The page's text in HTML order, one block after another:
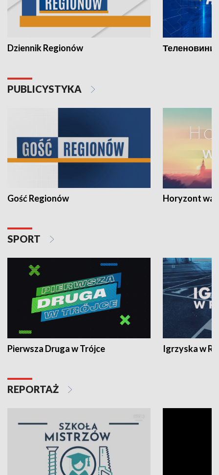
Dziennik Regionów Теленовини
PUBLICYSTYKA
Gość Regionów Horyzont
SPORT
Pierwsza Druga w Trójce Igrzyska w
REPORTAŻ